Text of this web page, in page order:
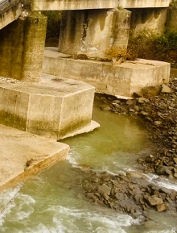
ΞΕΡΕΤΕ ΓΙΑ ΤΗ
ΒΕΡΒΕΡΙΝΗ
ΥΓΕΙΑ ΚΑΙ ΕΥΕΞΙΑ ΑΠΡ 29, 2024